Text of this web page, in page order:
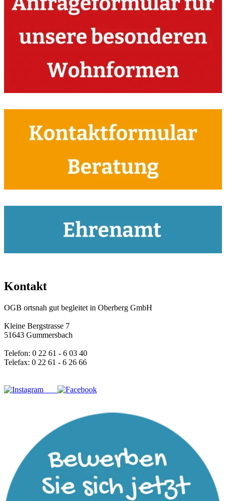
Kontakt
OGB ortsnah gut begleitet in Oberberg GmbH
Kleine Bergstrasse 7
51643 Gummersbach
Telefon: 0 22 61 - 6 03 40
Telefax: 0 22 61 - 6 26 66